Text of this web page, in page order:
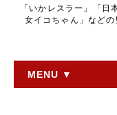
「いかレスラー」「
女イコちゃん」など
MENU ▼